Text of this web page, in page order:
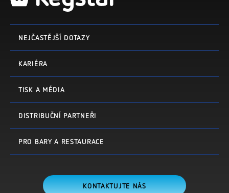
NEJČASTĚJŠÍ DOTAZY
KARIÉRA
TISK A MÉDIA
DISTRIBUČNÍ PARTNEŘI
PRO BARY A RESTAURACE
KONTAKTUJTE NÁS